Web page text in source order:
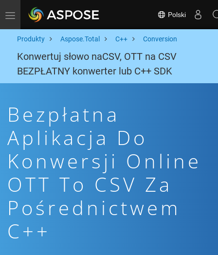
Toggle navigation Polski
Produkty Aspose.Total C++ Conversion
Konwertuj słowo naCSV, OTT na CSV
BEZPŁATNY konwerter lub C++ SDK
Bezpłatna
Aplikacja Do
Konwersji Online
OTT To CSV Za
Pośrednictwem
C++